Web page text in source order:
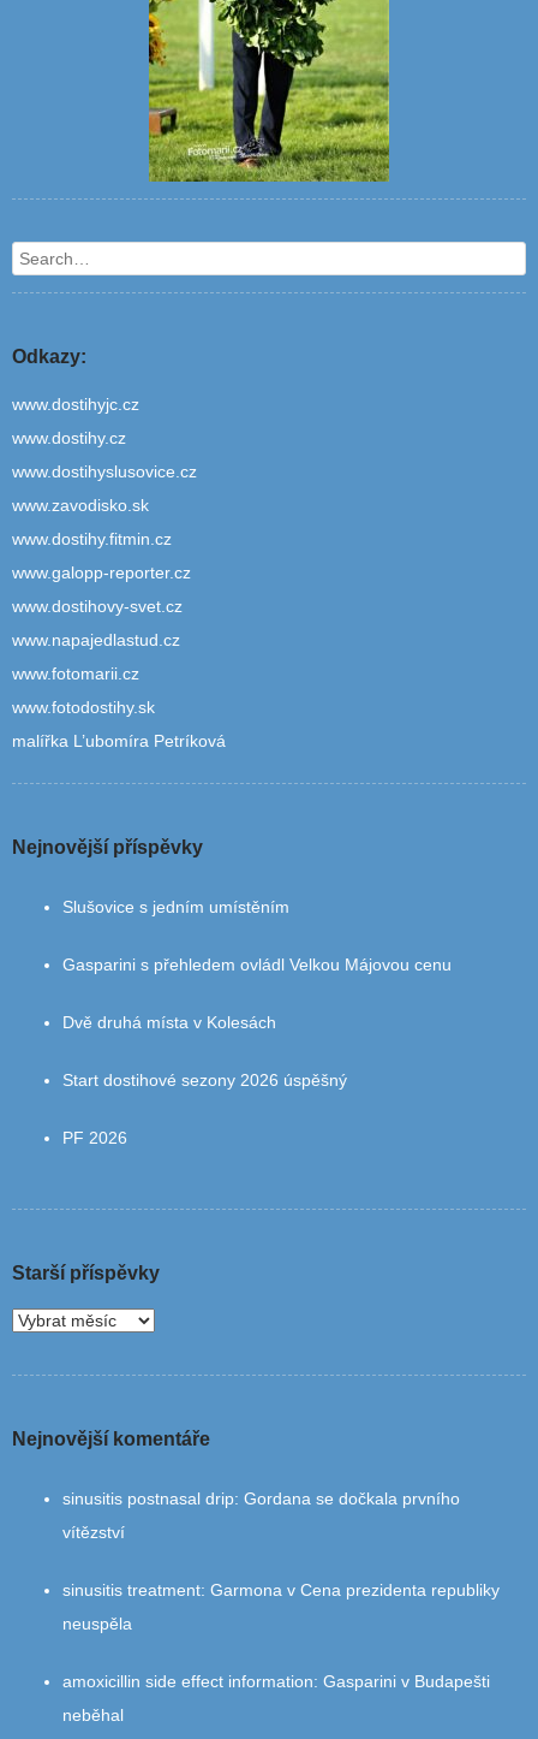
Search
Odkazy:
www.dostihyjc.cz
www.dostihy.cz
www.dostihyslusovice.cz
www.zavodisko.sk
www.dostihy.fitmin.cz
www.galopp-reporter.cz
www.dostihovy-svet.cz
www.napajedlastud.cz
www.fotomarii.cz
www.fotodostihy.sk
malířka L’ubomíra Petríková
Nejnovější příspěvky
Slušovice s jedním umístěním
Gasparini s přehledem ovládl Velkou Májovou cenu
Dvě druhá místa v Kolesách
Start dostihové sezony 2026 úspěšný
PF 2026
Starší příspěvky
Nejnovější komentáře
sinusitis postnasal drip: Gordana se dočkala prvního
vítězství
sinusitis treatment: Garmona v Cena prezidenta republiky
neuspěla
amoxicillin side effect information: Gasparini v Budapešti
neběhal